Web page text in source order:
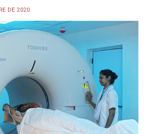
DE 2020